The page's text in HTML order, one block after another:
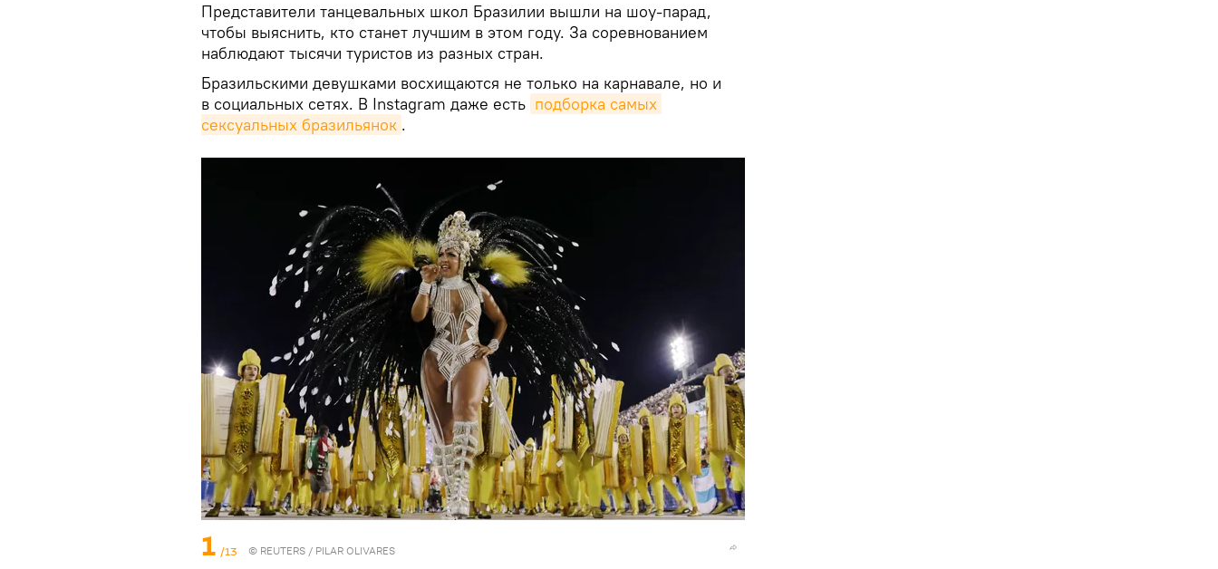
Представители танцевальных школ Бразилии вышли на шоу-парад,
чтобы выяснить, кто станет лучшим в этом году. За соревнованием
наблюдают тысячи туристов из разных стран.
Бразильскими девушками восхищаются не только на карнавале, но и
в социальных сетях. В Instagram даже есть подборка самых
сексуальных бразильянок .
1 /13 © REUTERS / PILAR OLIVARES